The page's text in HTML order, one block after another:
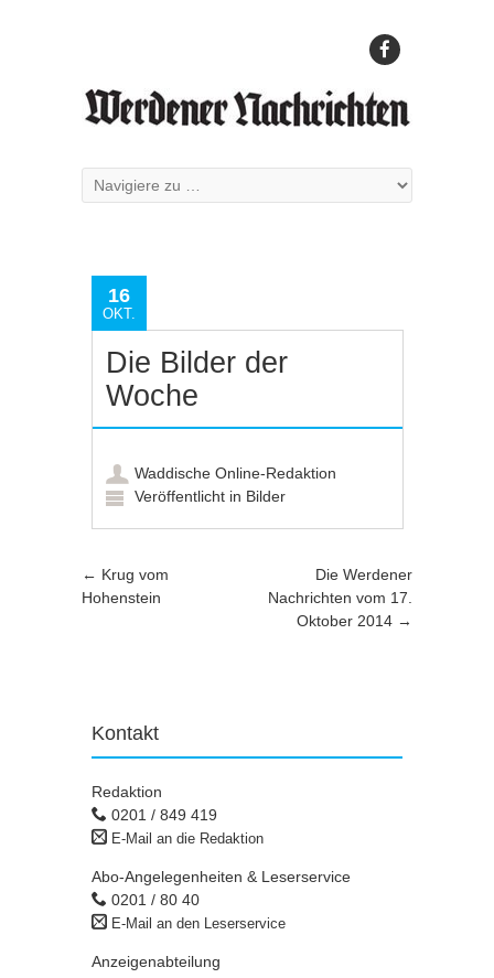
16
OKT.
Die Bilder der
Woche
Waddische Online-Redaktion
Veröffentlicht in Bilder
Artikel-Navigation
← Krug vom
Hohenstein
Die Werdener
Nachrichten vom 17.
Oktober 2014 →
Kontakt
Redaktion
0201 / 849 419
E-Mail an die Redaktion
Abo-Angelegenheiten & Leserservice
0201 / 80 40
E-Mail an den Leserservice
Anzeigenabteilung